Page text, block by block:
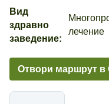
Вид
здравно
заведение:
лечение
Отвори маршрут в